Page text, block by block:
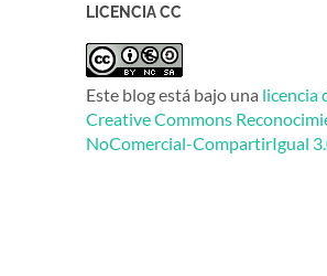
LICENCIA CC
Este blog está bajo una licencia
Creative Commons
NoComercial-CompartirIgual